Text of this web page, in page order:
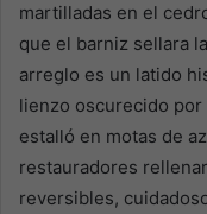
martilladas en el
que el barniz sellara
arreglo es un latido
lienzo oscurecido
estalló en motas de
restauradores
reversibles,